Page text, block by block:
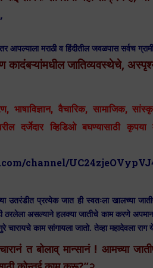
,
मराठी व हिंदीतील जवळपास सर्वच
कादंबऱ्यांमधील जातिव्यवस्थेचे,
भाषाविज्ञान, वैचारिक, सामाजिक,
दर्जेदार व्हिडिओ बघण्यासाठी
channel/
प्रत्येक जात ही स्वतःला खालच्या
ठरलेला असल्याने हलक्या जातीचे काम करणे
चारायचे काम सांगायला जातो. तेव्हा महादेवला राग
त बोलाव् मान्सानं ! आमच्या